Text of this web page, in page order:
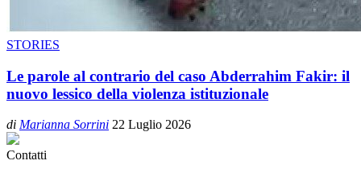
STORIES
Le parole al contrario del caso Abderrahim Fakir: il
nuovo lessico della violenza istituzionale
di Marianna Sorrini 22 Luglio 2026
Contatti